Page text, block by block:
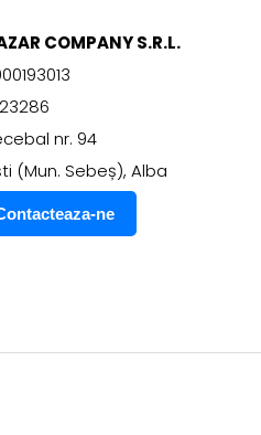
COMPANY S.R.L.
nr. 94
(Mun. Sebeș), Alba
ne